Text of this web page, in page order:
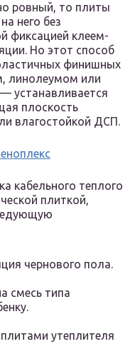
ровный, то плиты
него без
фиксацией клеем-
Но этот способ
финишных
линолеумом или
устанавливается
плоскость
влагостойкой ДСП.
кабельного теплого
плиткой,
чернового пола.
смесь типа
утеплителя